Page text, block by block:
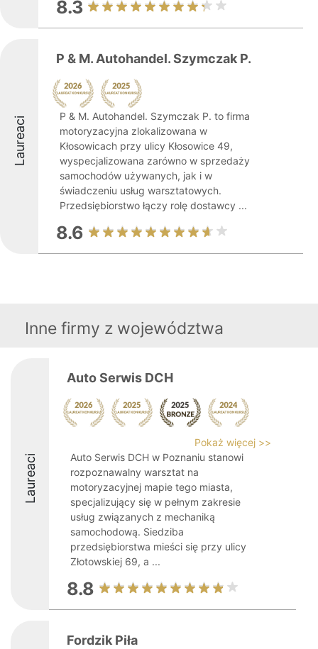
8.3
Laureaci
P & M. Autohandel. Szymczak P.
P & M. Autohandel. Szymczak P. to firma
motoryzacyjna zlokalizowana w
Kłosowicach przy ulicy Kłosowice 49,
wyspecjalizowana zarówno w sprzedaży
samochodów używanych, jak i w
świadczeniu usług warsztatowych.
Przedsiębiorstwo łączy rolę dostawcy ...
8.6
Inne firmy z województwa
Laureaci
Auto Serwis DCH
Pokaż więcej >>
Auto Serwis DCH w Poznaniu stanowi
rozpoznawalny warsztat na
motoryzacyjnej mapie tego miasta,
specjalizujący się w pełnym zakresie
usług związanych z mechaniką
samochodową. Siedziba
przedsiębiorstwa mieści się przy ulicy
Złotowskiej 69, a ...
8.8
Fordzik Piła